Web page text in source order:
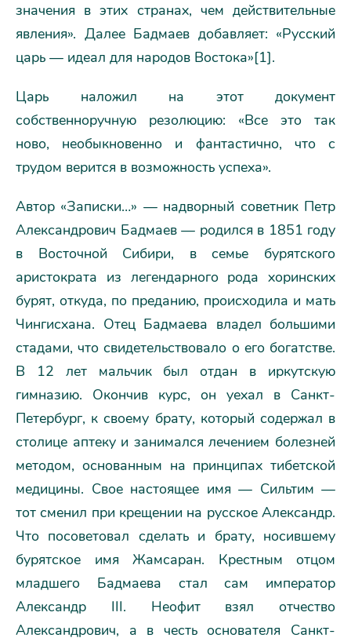
значения в этих странах, чем действительные
явления». Далее Бадмаев добавляет: «Русский
царь — идеал для народов Востока»[1].
Царь наложил на этот документ
собственноручную резолюцию: «Все это так
ново, необыкновенно и фантастично, что с
трудом верится в возможность успеха».
Автор «Записки…» — надворный советник Петр
Александрович Бадмаев — родился в 1851 году
в Восточной Сибири, в семье бурятского
аристократа из легендарного рода хоринских
бурят, откуда, по преданию, происходила и мать
Чингисхана. Отец Бадмаева владел большими
стадами, что свидетельствовало о его богатстве.
В 12 лет мальчик был отдан в иркутскую
гимназию. Окончив курс, он уехал в Санкт-
Петербург, к своему брату, который содержал в
столице аптеку и занимался лечением болезней
методом, основанным на принципах тибетской
медицины. Свое настоящее имя — Сильтим —
тот сменил при крещении на русское Александр.
Что посоветовал сделать и брату, носившему
бурятское имя Жамсаран. Крестным отцом
младшего Бадмаева стал сам император
Александр III. Неофит взял отчество
Александрович, а в честь основателя Санкт-